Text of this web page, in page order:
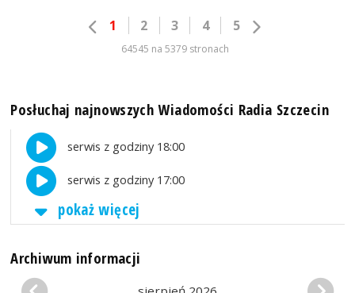
1 2 3 4 5
64545 na 5379 stronach
Posłuchaj najnowszych Wiadomości Radia Szczecin
serwis z godziny 18:00
serwis z godziny 17:00
pokaż więcej
Archiwum informacji